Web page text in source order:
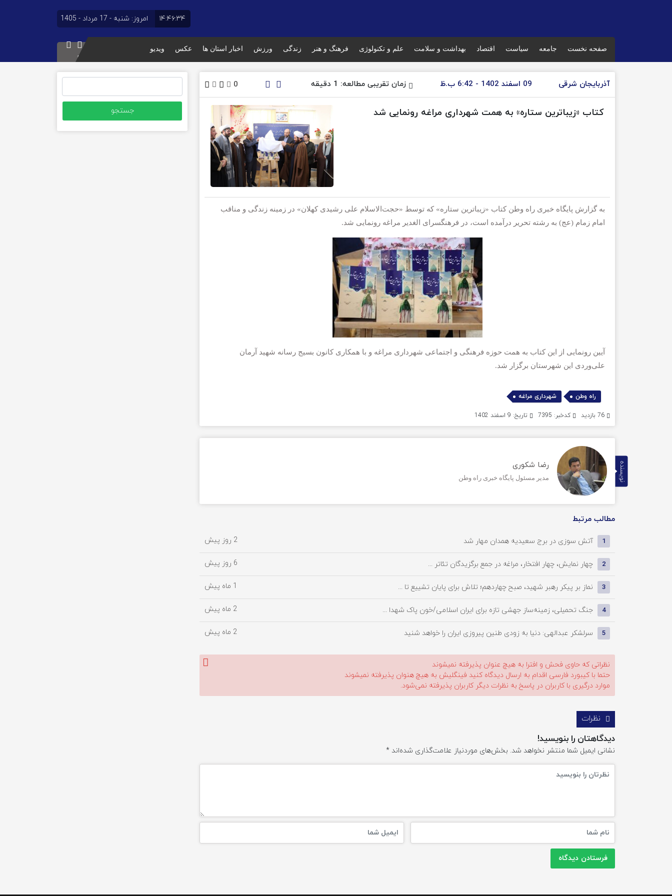
۱۴:۴۶:۳۴ امروز: شنبه - 17 مرداد - 1405
صفحه نخست جامعه سیاست اقتصاد بهداشت و سلامت علم و تکنولوژی فرهنگ و هنر زندگی ورزش اخبار استان ها عکس ویدیو
آذربایجان شرقی 09 اسفند 1402 - 6:42 ب.ظ زمان تقریبی مطالعه: 1 دقیقه 0
کتاب «زیباترین ستاره» به همت شهرداری مراغه رونمایی شد
به گزارش پایگاه خبری راه وطن کتاب «زیباترین ستاره» که توسط «حجت‌الاسلام علی رشیدی کهلان» در زمینه زندگی و مناقب
امام زمام (عج) به رشته تحریر درآمده است، در فرهنگسرای الغدیر مراغه رونمایی شد.
آیین رونمایی از این کتاب به همت حوزه فرهنگی و اجتماعی شهرداری مراغه و با همکاری کانون بسیج رسانه شهید آرمان
علی‌وردی این شهرستان برگزار شد.
راه وطن , شهرداری مراغه
کدخبر: 7395 تاریخ: 9 اسفند 1402
نویسنده رضا شکوری
مدیر مسئول پایگاه خبری راه وطن
مطالب مرتبط
1 آتش سوزی در برج سعیدیه همدان مهار شد 2 روز پیش
2 چهار نمایش، چهار افتخار، مراغه در جمع برگزیدگان تئاتر ... 6 روز پیش
3 نماز بر پیکر رهبر شهید، صبح چهاردهم؛ تلاش برای پایان تشییع تا ... 1 ماه پیش
4 جنگ تحمیلی، زمینه‌ساز جهشی تازه برای ایران اسلامی/خون پاک شهدا ... 2 ماه پیش
5 سرلشکر عبدالهی: دنیا به زودی طنین پیروزی ایران را خواهد شنید 2 ماه پیش
نظراتی که حاوی فحش و افترا به هیچ عنوان پذیرفته نمیشوند
حتما با کیبورد فارسی اقدام به ارسال دیدگاه کنید فینگلیش به هیچ هنوان پذیرفته نمیشوند
موارد درگیری با کاربران در پاسخ به نظرات دیگر کاربران پذیرفته نمی‌شود.
نظرات
دیدگاهتان را بنویسید!
نشانی ایمیل شما منتشر نخواهد شد. بخش‌های موردنیاز علامت‌گذاری شده‌اند *
برای: